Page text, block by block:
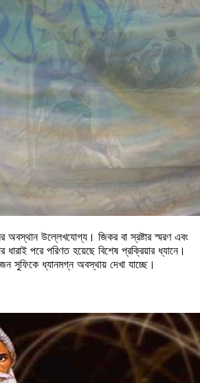
অবস্থান উল্লেখযোগ্য। জিকর বা স্রষ্টার স্মরণ এবং
ধারাই পরে পরিণত হয়েছে বিশেষ প্রক্রিয়ার ধ্যানে।
সুফিকে ধ্যানমগ্ন অবস্থায় দেখা যাচ্ছে।